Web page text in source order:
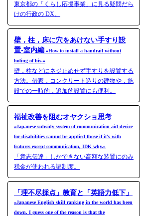
東京都の「くらし応援事業」に見る疑問だら
けの行政の DX。
壁，柱，床に穴をあけない手すり設
置-室内編 «How to install a handrail without
holing of bis.»
壁，柱などにネジ止めせず手すりを設置する
方法。借家，コンクリート造りの建物や，施
設での一時的，追加的設置にも便利。
福祉改善を阻むオヤクショ思考
«Japanese subsidy system of communication aid device
for disabilities cannot be applied those if it's with
features except communication, IDK why.»
「意志伝達」しかできない高額な装置にのみ
税金が使われる謎制度。
「理不尽採点」教育と「英語力低下」
«Japanese English skill ranking in the world has been
down. I guess one of the reason is that the